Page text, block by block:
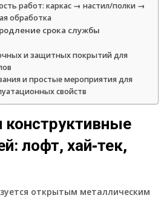
работ: каркас → настил/полки →
обработка
срока службы
и защитных покрытий для
и простые мероприятия для
свойств
конструктивные
лофт, хай‑тек,
открытым металлическим